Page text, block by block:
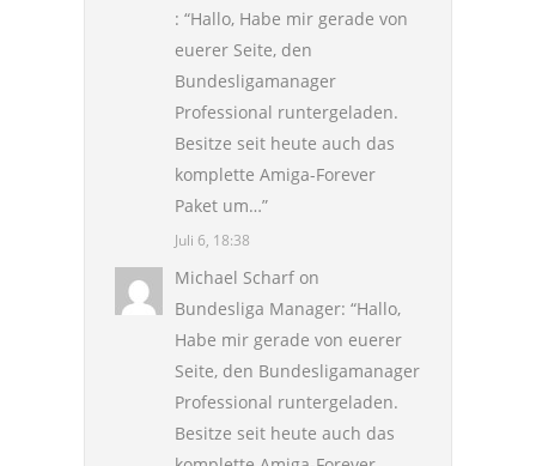
: “Hallo, Habe mir gerade von
euerer Seite, den
Bundesligamanager
Professional runtergeladen.
Besitze seit heute auch das
komplette Amiga-Forever
Paket um…”
Juli 6, 18:38
Michael Scharf on
Bundesliga Manager: “Hallo,
Habe mir gerade von euerer
Seite, den Bundesligamanager
Professional runtergeladen.
Besitze seit heute auch das